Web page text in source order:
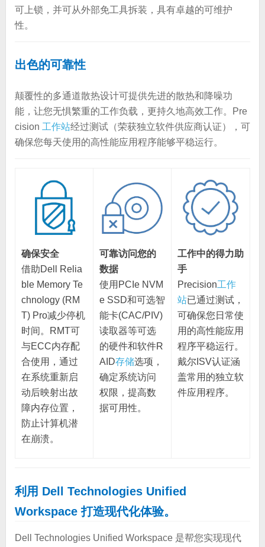
可上锁，并可从外部免工具拆装，具有卓越的可维护
性。
出色的可靠性
颠覆性的多通道散热设计可提供先进的散热和降噪功
能，让您无惧繁重的工作负载，更持久地高效工作。Pre
cision 工作站经过测试（荣获独立软件供应商认证），可
确保您每天使用的高性能应用程序能够平稳运行。
确保安全
借助Dell Relia
ble Memory Te
chnology (RM
T) Pro减少停机
时间。RMT可
与ECC内存配
合使用，通过
在系统重新启
动后映射出故
障内存位置，
防止计算机潜
在崩溃。
可靠访问您的
数据
使用PCIe NVM
e SSD和可选智
能卡(CAC/PIV)
读取器等可选
的硬件和软件R
AID存储选项，
确定系统访问
权限，提高数
据可用性。
工作中的得力助
手
Precision工作
站已通过测试，
可确保您日常使
用的高性能应用
程序平稳运行。
戴尔ISV认证涵
盖常用的独立软
件应用程序。
利用 Dell Technologies Unified
Workspace 打造现代化体验。
Dell Technologies Unified Workspace 是帮您实现现代